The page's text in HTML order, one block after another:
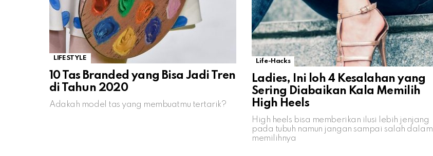
LIFESTYLE
10 Tas Branded yang Bisa Jadi Tren
di Tahun 2020
Adakah model tas yang membuatmu tertarik?
Life-Hacks
Ladies, Ini loh 4 Kesalahan yang
Sering Diabaikan Kala Memilih
High Heels
High heels bisa memberikan ilusi lebih jenjang
pada tubuh namun jangan sampai salah dalam
memilihnya